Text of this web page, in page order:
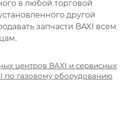
в любой торговой
другой
запчасти BAXI всем
центров BAXI и сервисных
по газовому оборудованию